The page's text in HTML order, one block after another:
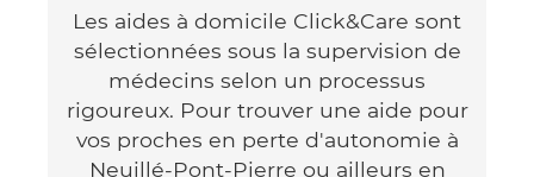
Les aides à domicile Click&Care sont
sélectionnées sous la supervision de
médecins selon un processus
rigoureux. Pour trouver une aide pour
vos proches en perte d'autonomie à
Neuillé-Pont-Pierre ou ailleurs en